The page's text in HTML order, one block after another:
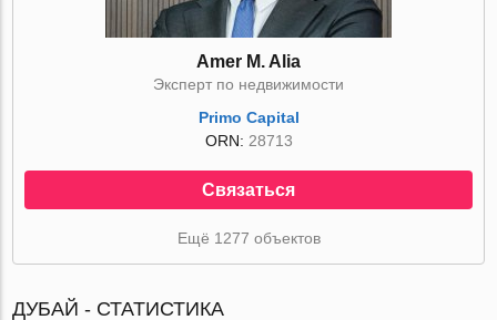
Amer M. Alia
Эксперт по недвижимости
Primo Capital
ORN: 28713
Связаться
Ещё 1277 объектов
ДУБАЙ - СТАТИСТИКА